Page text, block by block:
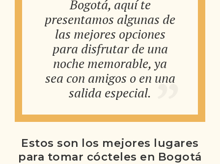
Bogotá, aquí te
presentamos algunas de
las mejores opciones
para disfrutar de una
noche memorable, ya
sea con amigos o en una
salida especial.
Estos son los mejores lugares
para tomar cócteles en Bogotá